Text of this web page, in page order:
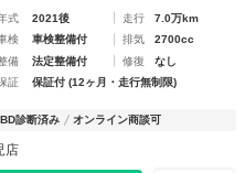
式 2021後 走行
7.0万km
検
車検整備付 排気
2700cc
備
法定整備付 修復
なし
証
保証付 (12ヶ月・走行無制限)
診断済み オンライン商談可
店